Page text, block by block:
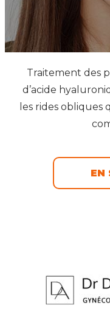
Traitement des
d’acide
les rides obliques
EN